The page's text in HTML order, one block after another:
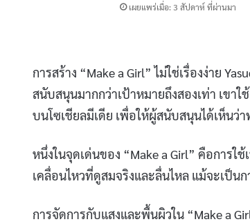
เผยแพร่เมื่อ: 3 สัปดาห์ ที่ผ่านมา
การสร้าง “Make a Girl” ไม่ใช่เรื่องง่าย
สนับสนุนมากกว่าเป้าหมายถึงสองเท่า เขา
บนโซเชียลมีเดีย เพื่อให้ผู้สนับสนุนได้เห็นว่า
หนึ่งในจุดเด่นของ “Make a Girl” คือการใ
เคลื่อนไหวที่ดูสมจริงและลื่นไหล แม้จะเป็น
การจัดการกับแสงและพื้นผิวใน “Make a